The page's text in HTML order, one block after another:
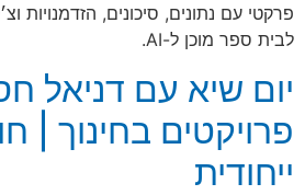
לבית ספר מוכן ל-AI.
יום שיא עם דניאל
פרויקטים בחינוך |
ייחודית